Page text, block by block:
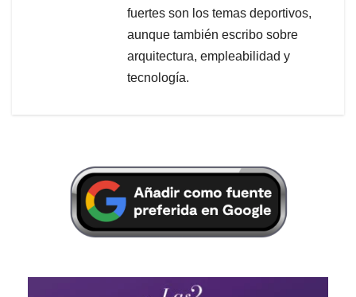
fuertes son los temas deportivos,
aunque también escribo sobre
arquitectura, empleabilidad y
tecnología.